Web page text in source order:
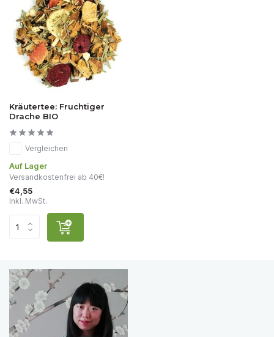
Kräutertee: Fruchtiger
Drache BIO
Vergleichen
Auf Lager
Versandkostenfrei ab 40€!
€4,55
Inkl. MwSt.